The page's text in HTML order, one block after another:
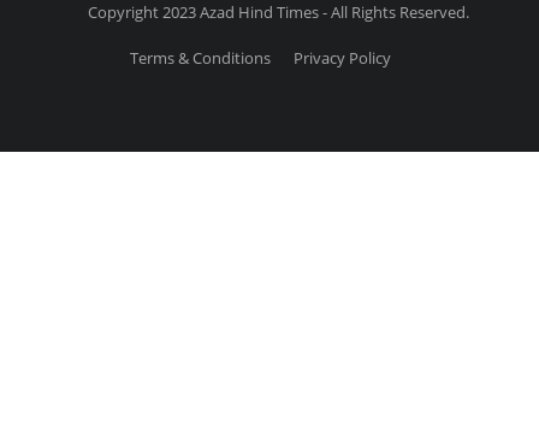
Copyright 2023 Azad Hind Times - All Rights Reserved.
Terms & Conditions Privacy Policy